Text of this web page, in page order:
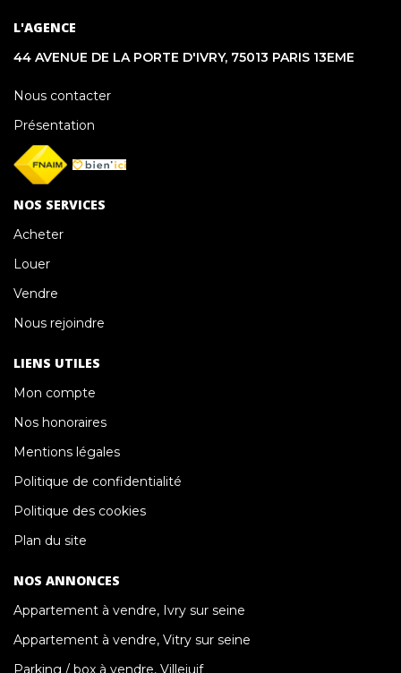
L'AGENCE
44 AVENUE DE LA PORTE D'IVRY, 75013 PARIS 13EME
Nous contacter
Présentation
NOS SERVICES
Acheter
Louer
Vendre
Nous rejoindre
LIENS UTILES
Mon compte
Nos honoraires
Mentions légales
Politique de confidentialité
Politique des cookies
Plan du site
NOS ANNONCES
Appartement à vendre, Ivry sur seine
Appartement à vendre, Vitry sur seine
Parking / box à vendre, Villejuif